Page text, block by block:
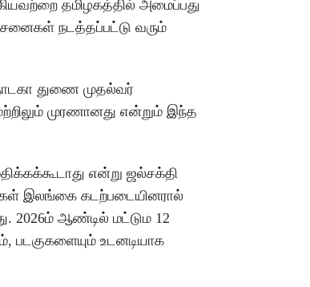
தமிழகத்தில் அமைப்பது
நடத்தப்பட்டு வரும்
துணை முதல்வர்
முரணானது என்றும் இந்த
என்று ஜல்சக்தி
இலங்கை கடற்படையினரால்
2026ம் ஆண்டில் மட்டும 12
படகுகளையும் உடனடியாக